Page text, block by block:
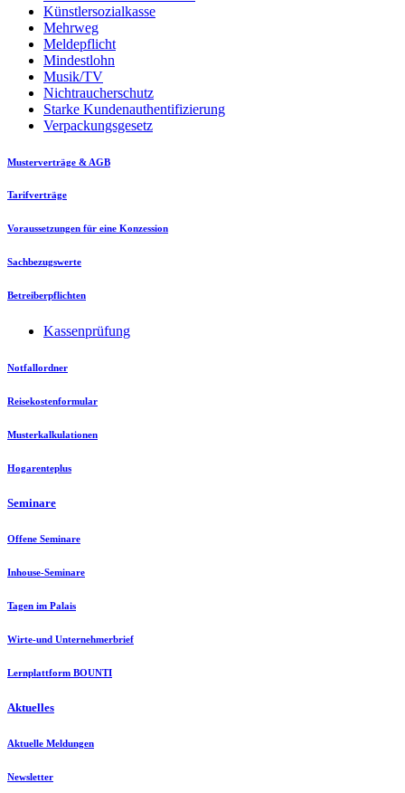
Künstlersozialkasse
Mehrweg
Meldepflicht
Mindestlohn
Musik/TV
Nichtraucherschutz
Starke Kundenauthentifizierung
Verpackungsgesetz
Musterverträge & AGB
Tarifverträge
Voraussetzungen für eine Konzession
Sachbezugswerte
Betreiberpflichten
Kassenprüfung
Notfallordner
Reisekostenformular
Musterkalkulationen
Hogarenteplus
Seminare
Offene Seminare
Inhouse-Seminare
Tagen im Palais
Wirte-und Unternehmerbrief
Lernplattform BOUNTI
Aktuelles
Aktuelle Meldungen
Newsletter